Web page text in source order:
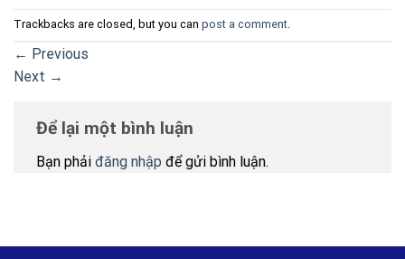
Trackbacks are closed, but you can post a comment.
← Previous
Next →
Để lại một bình luận
Bạn phải đăng nhập để gửi bình luận.